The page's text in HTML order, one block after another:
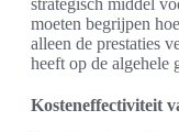
strategisch middel
moeten begrijpen
alleen de prestaties
heeft op de algehele
Kosteneffectiviteit